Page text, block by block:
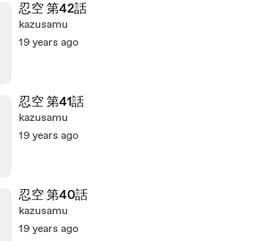
忍空 第42話
kazusamu
19 years ago
忍空 第41話
kazusamu
19 years ago
忍空 第40話
kazusamu
19 years ago